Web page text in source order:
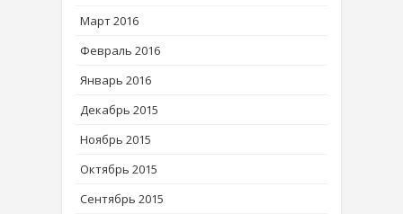
Март 2016
Февраль 2016
Январь 2016
Декабрь 2015
Ноябрь 2015
Октябрь 2015
Сентябрь 2015